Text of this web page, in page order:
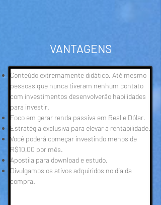
VANTAGENS
Conteúdo extremamente didático. Até mesmo
pessoas que nunca tiveram nenhum contato
com investimentos desenvolverão habilidades
para investir.
​Foco em gerar renda passiva em Real e Dólar.
Estratégia exclusiva para elevar a rentabilidade.
Você poderá começar investindo menos de
R$10,00 por mês.
Apostila para download e estudo.
Divulgamos os ativos adquiridos no dia da
compra.